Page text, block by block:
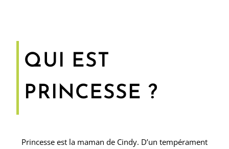
QUI EST
PRINCESSE ?
Princesse est la maman de Cindy. D’un tempérament